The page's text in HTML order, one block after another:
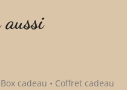
aussi
Box cadeau • Coffret cadeau